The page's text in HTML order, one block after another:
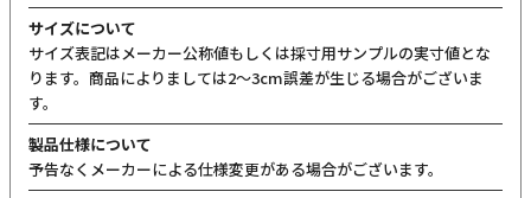
サイズについて
サイズ表記はメーカー公称値もしくは採寸用サンプルの実寸値とな
ります。商品によりましては2〜3cm誤差が生じる場合がございま
す。
製品仕様について
予告なくメーカーによる仕様変更がある場合がございます。